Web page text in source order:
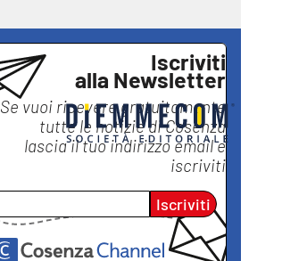
Iscriviti
alla Newsletter
Se vuoi ricevere gratuitamente
tutte le notizie diCosenza
lascia il tuo indirizzo email e
iscriviti
Iscriviti